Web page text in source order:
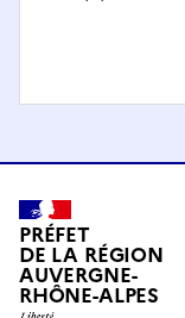
PRÉFET
DE LA RÉGION
AUVERGNE-
RHÔNE-ALPES